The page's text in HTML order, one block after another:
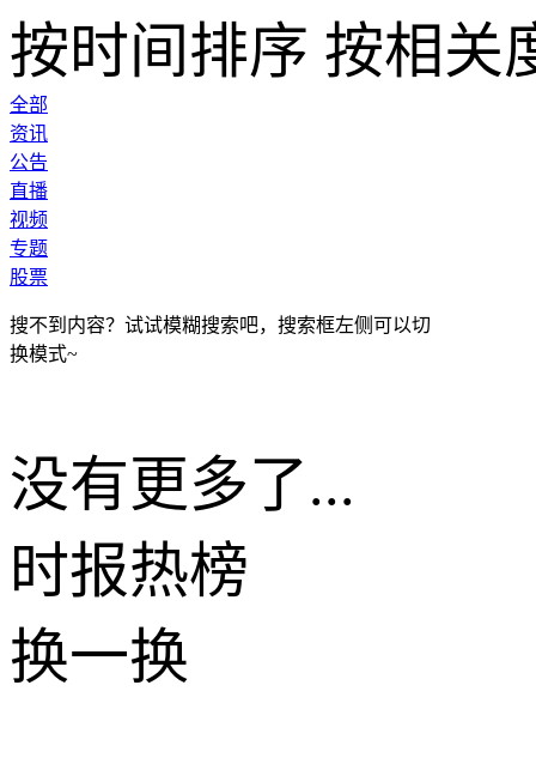
按时间排序 按相关
全部
资讯
公告
直播
视频
专题
股票
搜不到内容？试试模糊搜索吧，搜索框左侧可以切
换模式~
没有更多了...
时报热榜
换一换